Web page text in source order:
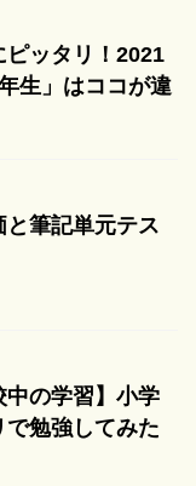
ッタリ！2021
生」はココが違
筆記単元テス
の学習】小学
勉強してみた